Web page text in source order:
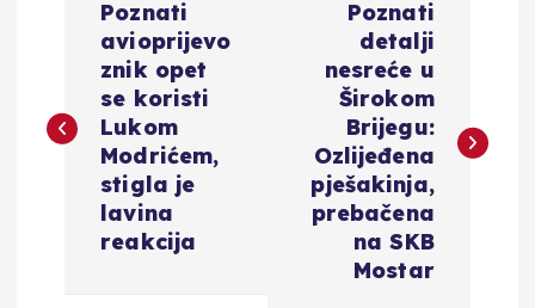
v
Poznati
avioprijevo
znik opet
se koristi
Lukom
Modrićem,
stigla je
lavina
reakcija
Poznati
detalji
nesreće u
Širokom
Brijegu:
Ozlijeđena
pješakinja,
prebačena
na SKB
Mostar